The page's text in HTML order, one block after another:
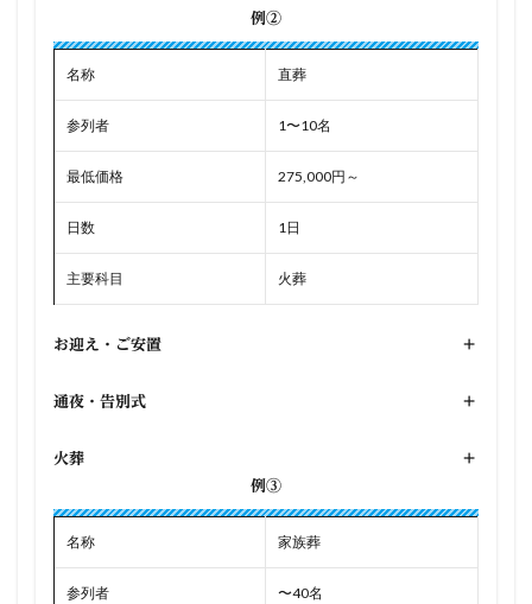
例②
名称 直葬
参列者 1〜10名
最低価格 275,000円～
日数 1日
主要科目 火葬
お迎え・ご安置 +
通夜・告別式 +
火葬
+
例③
名称 家族葬
参列者 〜40名